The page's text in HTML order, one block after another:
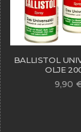
BALLISTOL
OLJE
9,90